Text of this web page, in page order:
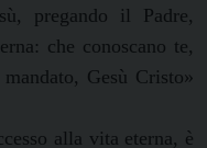
pregando il Padre,
che conoscano te,
Gesù Cristo»
alla vita eterna, è